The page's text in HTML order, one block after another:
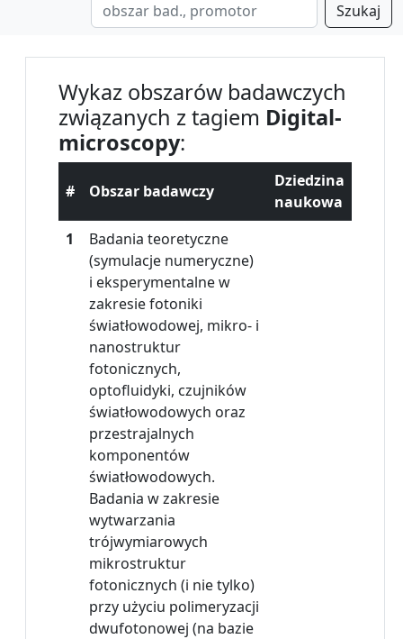
Szukaj
Wykaz obszarów badawczych
związanych z tagiem Digital-
microscopy:
# Obszar badawczy
Dziedzina
naukowa
1
Badania teoretyczne
(symulacje numeryczne)
i eksperymentalne w
zakresie fotoniki
światłowodowej, mikro- i
nanostruktur
fotonicznych,
optofluidyki, czujników
światłowodowych oraz
przestrajalnych
komponentów
światłowodowych.
Badania w zakresie
wytwarzania
trójwymiarowych
mikrostruktur
fotonicznych (i nie tylko)
przy użyciu polimeryzacji
dwufotonowej (na bazie